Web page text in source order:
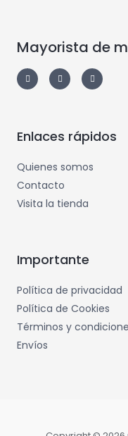
Mayorista de
Enlaces rápidos
Quienes somos
Contacto
Visita la tienda
Importante
Política de privacidad
Política de Cookies
Términos y
Envíos